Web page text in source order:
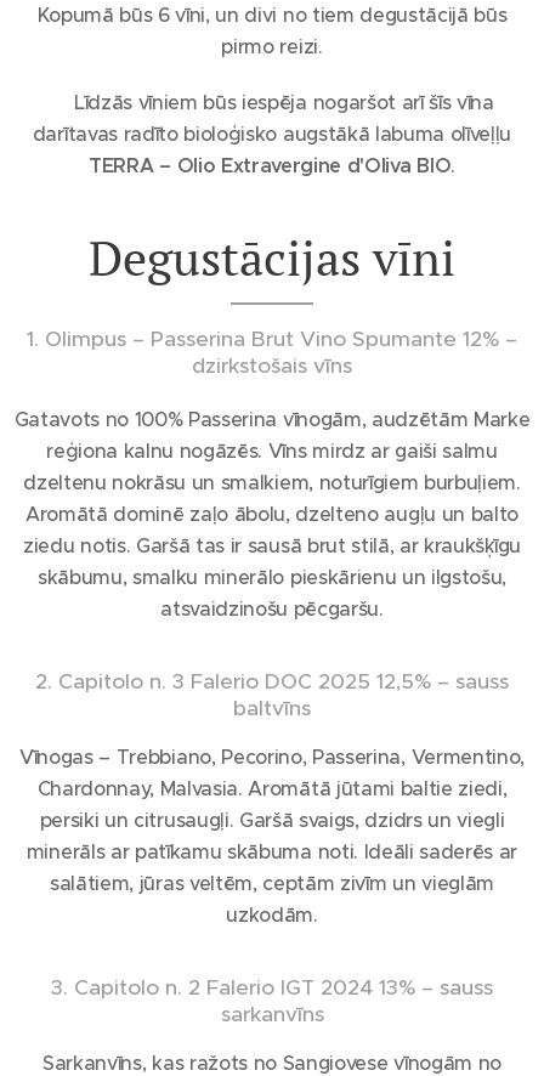
Kopumā būs 6 vīni, un divi no tiem degustācijā būs
pirmo reizi.
✨Līdzās vīniem būs iespēja nogaršot arī šīs vīna
darītavas radīto bioloģisko augstākā labuma olīveļļu
TERRA – Olio Extravergine d'Oliva BIO.
Degustācijas vīni
1. Olimpus – Passerina Brut Vino Spumante 12% –
dzirkstošais vīns
Gatavots no 100% Passerina vīnogām, audzētām Marke
reģiona kalnu nogāzēs. Vīns mirdz ar gaiši salmu
dzeltenu nokrāsu un smalkiem, noturīgiem burbuļiem.
Aromātā dominē zaļo ābolu, dzelteno augļu un balto
ziedu notis. Garšā tas ir sausā brut stilā, ar kraukšķīgu
skābumu, smalku minerālo pieskārienu un ilgstošu,
atsvaidzinošu pēcgaršu.
2. Capitolo n. 3 Falerio DOC 2025 12,5% – sauss
baltvīns
Vīnogas – Trebbiano, Pecorino, Passerina, Vermentino,
Chardonnay, Malvasia. Aromātā jūtami baltie ziedi,
persiki un citrusaugļi. Garšā svaigs, dzidrs un viegli
minerāls ar patīkamu skābuma noti. Ideāli saderēs ar
salātiem, jūras veltēm, ceptām zivīm un vieglām
uzkodām.
3. Capitolo n. 2 Falerio IGT 2024 13% – sauss
sarkanvīns
Sarkanvīns, kas ražots no Sangiovese vīnogām no